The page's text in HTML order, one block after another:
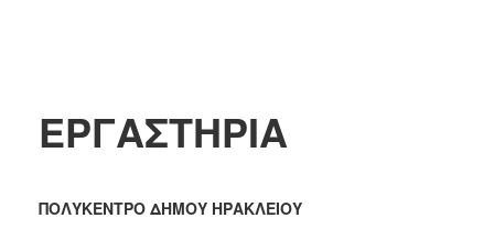
ΕΡΓΑΣΤΗΡΙΑ
ΠΟΛΥΚΕΝΤΡΟ ΔΗΜΟΥ ΗΡΑΚΛΕΙΟΥ